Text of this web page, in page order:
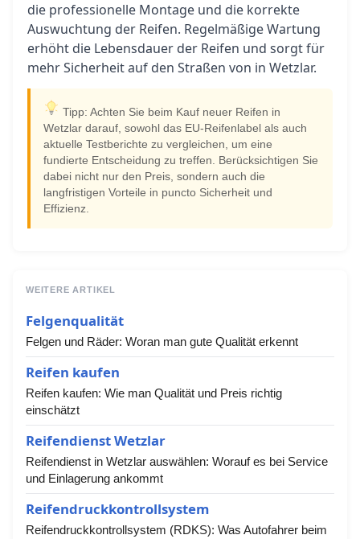
die professionelle Montage und die korrekte
Auswuchtung der Reifen. Regelmäßige Wartung
erhöht die Lebensdauer der Reifen und sorgt für
mehr Sicherheit auf den Straßen von in Wetzlar.
Tipp: Achten Sie beim Kauf neuer Reifen in
Wetzlar darauf, sowohl das EU-Reifenlabel als auch
aktuelle Testberichte zu vergleichen, um eine
fundierte Entscheidung zu treffen. Berücksichtigen Sie
dabei nicht nur den Preis, sondern auch die
langfristigen Vorteile in puncto Sicherheit und
Effizienz.
WEITERE ARTIKEL
Felgenqualität
Felgen und Räder: Woran man gute Qualität erkennt
Reifen kaufen
Reifen kaufen: Wie man Qualität und Preis richtig
einschätzt
Reifendienst Wetzlar
Reifendienst in Wetzlar auswählen: Worauf es bei Service
und Einlagerung ankommt
Reifendruckkontrollsystem
Reifendruckkontrollsystem (RDKS): Was Autofahrer beim